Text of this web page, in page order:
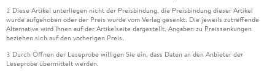
2 Diese Artikel unterliegen nicht der Preisbindung, die Preisbindung dieser Artikel
wurde aufgehoben oder der Preis wurde vom Verlag gesenkt. Die jeweils zutreffende
Alternative wird Ihnen auf der Artikelseite dargestellt. Angaben zu Preissenkungen
beziehen sich auf den vorherigen Preis.
3 Durch Öffnen der Leseprobe willigen Sie ein, dass Daten an den Anbieter der
Leseprobe übermittelt werden.